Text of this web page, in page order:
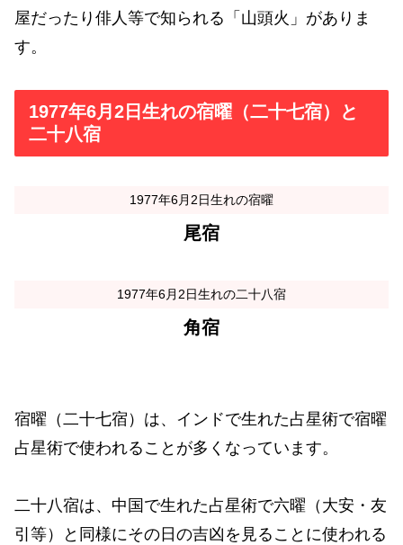
屋だったり俳人等で知られる「山頭火」がありま
す。
1977年6月2日生れの宿曜（二十七宿）と
二十八宿
1977年6月2日生れの宿曜
尾宿
1977年6月2日生れの二十八宿
角宿
宿曜（二十七宿）は、インドで生れた占星術で宿曜
占星術で使われることが多くなっています。
二十八宿は、中国で生れた占星術で六曜（大安・友
引等）と同様にその日の吉凶を見ることに使われる